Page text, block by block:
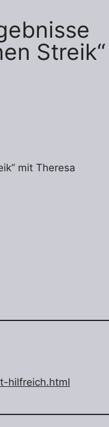
Streik“
mit Theresa
hilfreich.html